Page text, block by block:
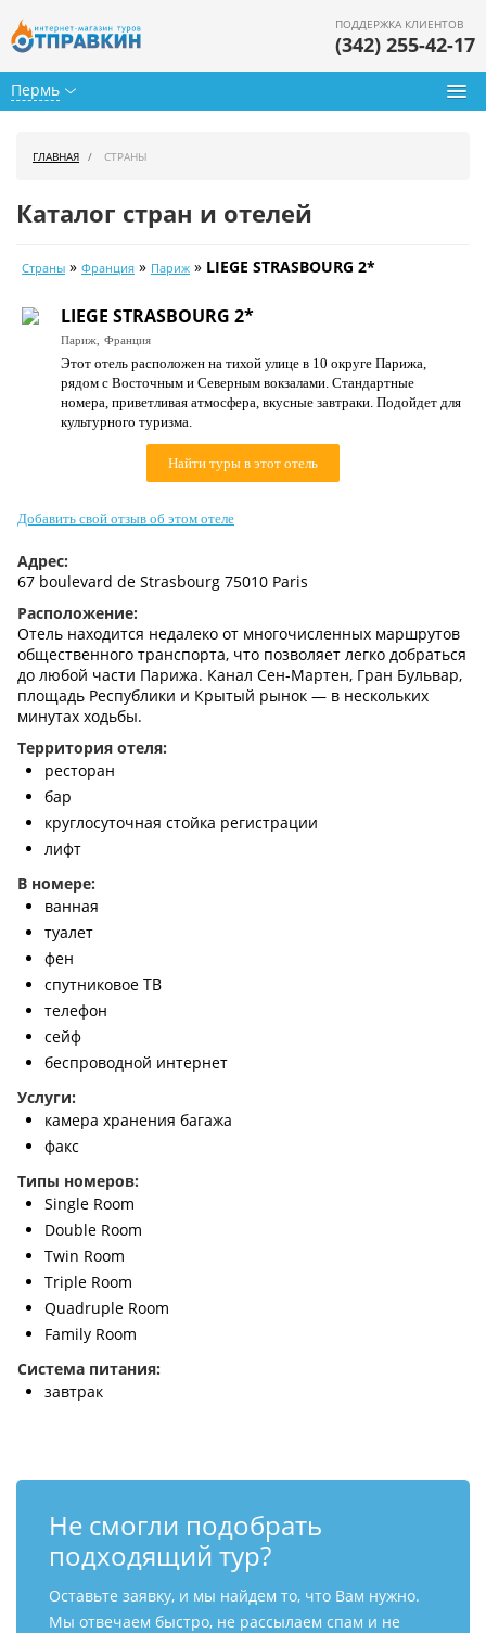
Пермь
ПОДДЕРЖКА КЛИЕНТОВ
(342) 255-42-17
Календарь туров
Цены дня
Страны
Как купить
ГЛАВНАЯ СТРАНЫ
Каталог стран и отелей
Страны » Франция » Париж » LIEGE STRASBOURG 2*
LIEGE STRASBOURG 2*
Париж, Франция
Этот отель расположен на тихой улице в 10 округе Парижа,
рядом с Восточным и Северным вокзалами. Стандартные
номера, приветливая атмосфера, вкусные завтраки. Подойдет для
культурного туризма.
Найти туры в этот отель
Добавить свой отзыв об этом отеле
Адрес:
67 boulevard de Strasbourg 75010 Paris
Расположение:
Отель находится недалеко от многочисленных маршрутов
общественного транспорта, что позволяет легко добраться
до любой части Парижа. Канал Сен-Мартен, Гран Бульвар,
площадь Республики и Крытый рынок — в нескольких
минутах ходьбы.
Территория отеля:
ресторан
бар
круглосуточная стойка регистрации
лифт
В номере:
ванная
туалет
фен
спутниковое ТВ
телефон
сейф
беспроводной интернет
Услуги:
камера хранения багажа
факс
Типы номеров:
Single Room
Double Room
Twin Room
Triple Room
Quadruple Room
Family Room
Система питания:
завтрак
Не смогли подобрать
подходящий тур?
Оставьте заявку, и мы найдем то, что Вам нужно.
Мы отвечаем быстро, не рассылаем спам и не